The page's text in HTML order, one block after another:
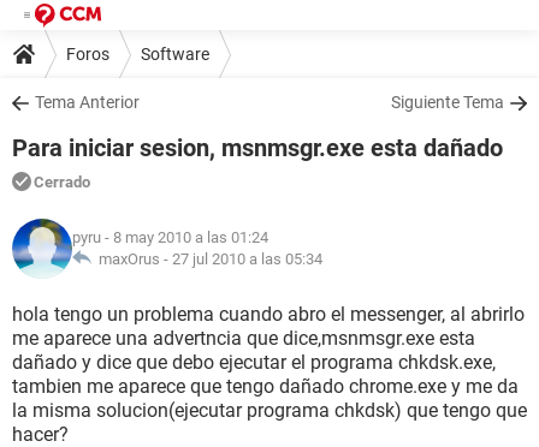
Foros Software
Tema Anterior Siguiente Tema
Para iniciar sesion, msnmsgr.exe esta dañado
Cerrado
pyru - 8 may 2010 a las 01:24
maxOrus - 27 jul 2010 a las 05:34
hola tengo un problema cuando abro el messenger, al abrirlo
me aparece una advertncia que dice,msnmsgr.exe esta
dañado y dice que debo ejecutar el programa chkdsk.exe,
tambien me aparece que tengo dañado chrome.exe y me da
la misma solucion(ejecutar programa chkdsk) que tengo que
hacer?